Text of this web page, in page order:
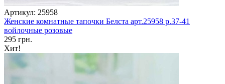
Артикул: 25958
Женские комнатные тапочки Белста арт.25958 р.37-41
войлочные розовые
295 грн.
Хит!